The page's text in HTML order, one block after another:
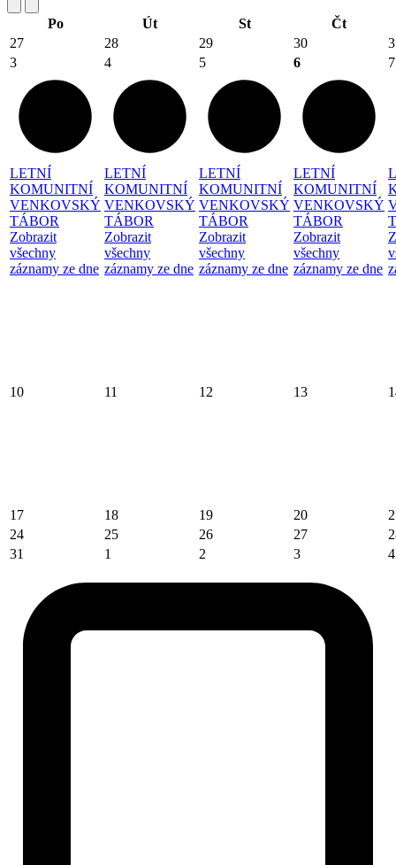
Po Út St
Čt
27
28 29 30
3
LETNÍ
KOMUNITNÍ
VENKOVSKÝ
TÁBOR
Zobrazit
všechny
záznamy ze dne
4
LETNÍ
KOMUNITNÍ
VENKOVSKÝ
TÁBOR
Zobrazit
všechny
záznamy ze dne
5
LETNÍ
KOMUNITNÍ
VENKOVSKÝ
TÁBOR
Zobrazit
všechny
záznamy ze dne
6
LETNÍ
KOMUNITNÍ
VENKOVSKÝ
TÁBOR
Zobrazit
všechny
záznamy ze dne
7
10 11 12 13
17 18 19 20
24
25 26 27
31
1 2 3 4